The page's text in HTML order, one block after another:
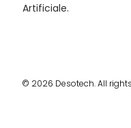
Artificiale.
© 2026 Desotech. All